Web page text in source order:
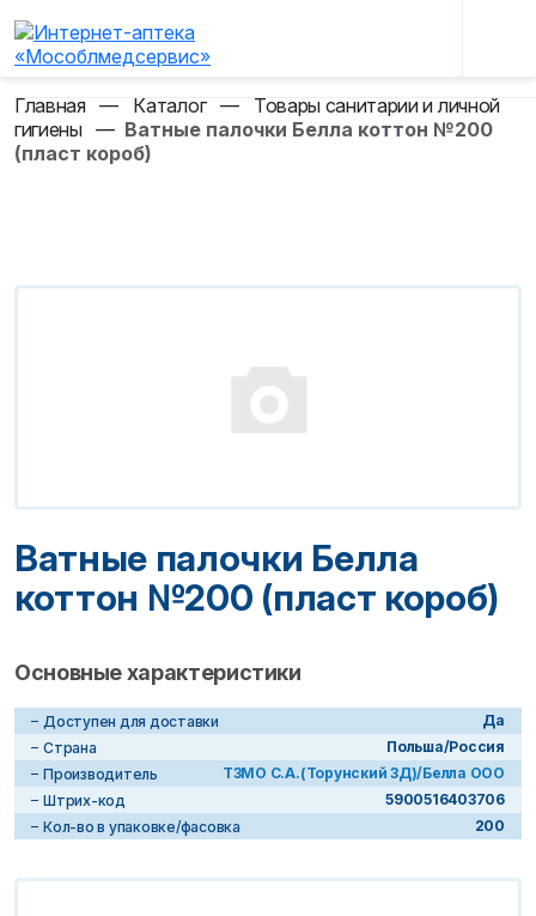
Главная — Каталог — Товары санитарии и личной
гигиены — Ватные палочки Белла коттон №200
(пласт короб)
Ватные палочки Белла
коттон №200 (пласт короб)
Основные характеристики
Доступен для доставки
Да
Страна
Польша/Россия
Производитель
ТЗМО С.А.(Торунский ЗД)/Белла ООО
Штрих-код
5900516403706
Кол-во в упаковке/фасовка
200